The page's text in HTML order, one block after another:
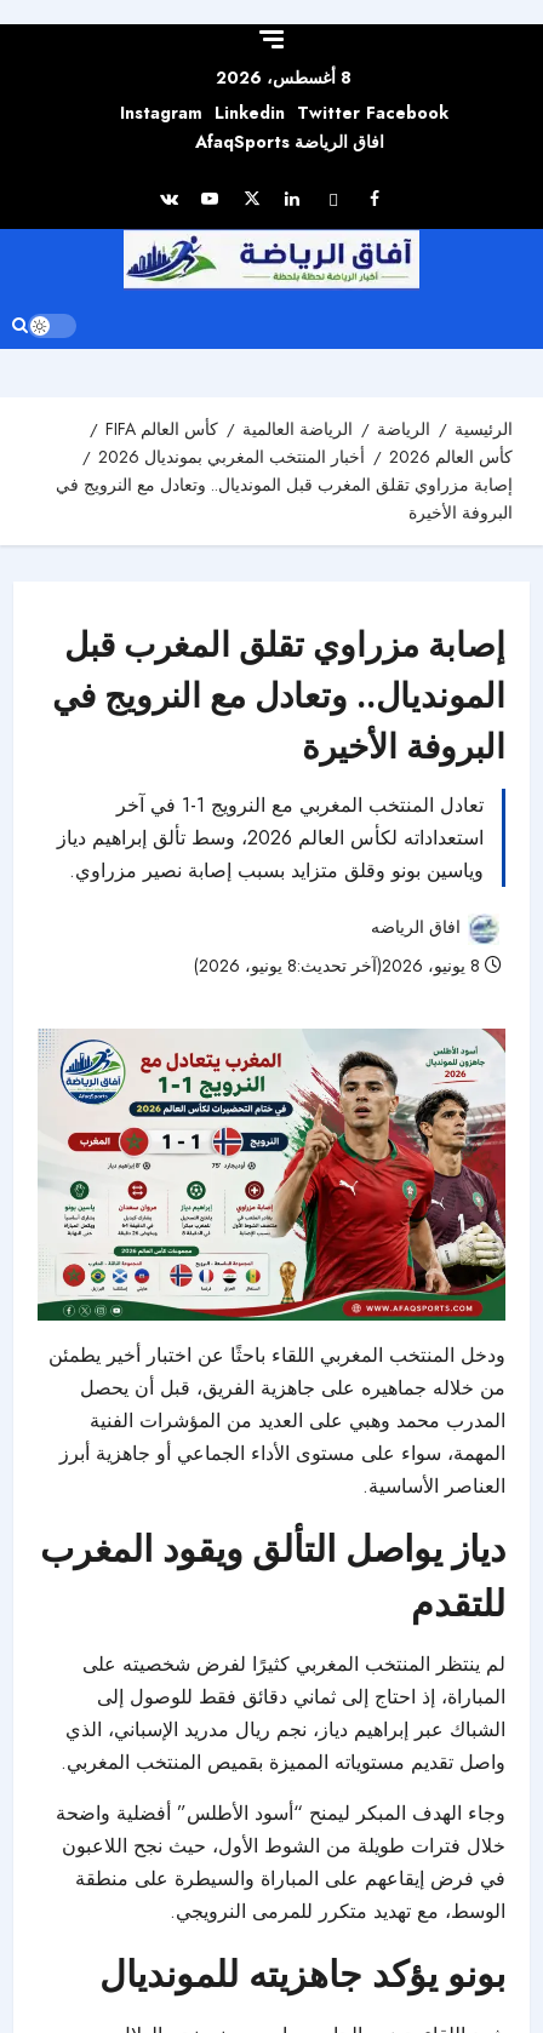
8 أغسطس، 2026
Facebook
Twitter
Linkedin
Instagram
افاق الرياضة AfaqSports
الرئيسية الرياضة الرياضة العالمية
كأس العالم FIFA
كأس العالم 2026
أخبار المنتخب المغربي بمونديال 2026
إصابة مزراوي تقلق المغرب قبل المونديال.. وتعادل مع النرويج في
البروفة الأخيرة
إصابة مزراوي تقلق المغرب قبل
المونديال.. وتعادل مع النرويج في
البروفة الأخيرة
تعادل المنتخب المغربي مع النرويج 1-1 في آخر
استعداداته لكأس العالم 2026، وسط تألق إبراهيم دياز
وياسين بونو وقلق متزايد بسبب إصابة نصير مزراوي.
افاق الرياضه
ودخل المنتخب المغربي اللقاء باحثًا عن اختبار أخير يطمئن
من خلاله جماهيره على جاهزية الفريق، قبل أن يحصل
المدرب محمد وهبي على العديد من المؤشرات الفنية
المهمة، سواء على مستوى الأداء الجماعي أو جاهزية أبرز
العناصر الأساسية.
دياز يواصل التألق ويقود المغرب
للتقدم
لم ينتظر المنتخب المغربي كثيرًا لفرض شخصيته على
المباراة، إذ احتاج إلى ثماني دقائق فقط للوصول إلى
الشباك عبر إبراهيم دياز، نجم ريال مدريد الإسباني، الذي
واصل تقديم مستوياته المميزة بقميص المنتخب المغربي.
وجاء الهدف المبكر ليمنح “أسود الأطلس” أفضلية واضحة
خلال فترات طويلة من الشوط الأول، حيث نجح اللاعبون
في فرض إيقاعهم على المباراة والسيطرة على منطقة
الوسط، مع تهديد متكرر للمرمى النرويجي.
بونو يؤكد جاهزيته للمونديال